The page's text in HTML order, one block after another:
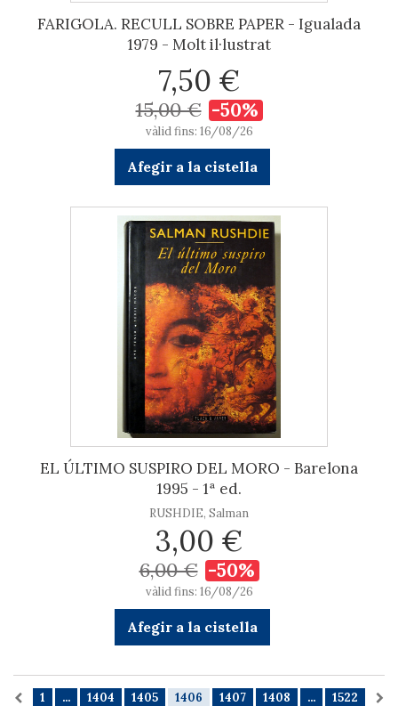
FARIGOLA. RECULL SOBRE PAPER - Igualada
1979 - Molt il·lustrat
7,50 €
15,00 € -50%
vàlid fins: 16/08/26
Afegir a la cistella
EL ÚLTIMO SUSPIRO DEL MORO - Barelona
1995 - 1ª ed.
RUSHDIE, Salman
3,00 €
6,00 € -50%
vàlid fins: 16/08/26
Afegir a la cistella
1 ... 1404 1405 1406 1407 1408 ... 1522